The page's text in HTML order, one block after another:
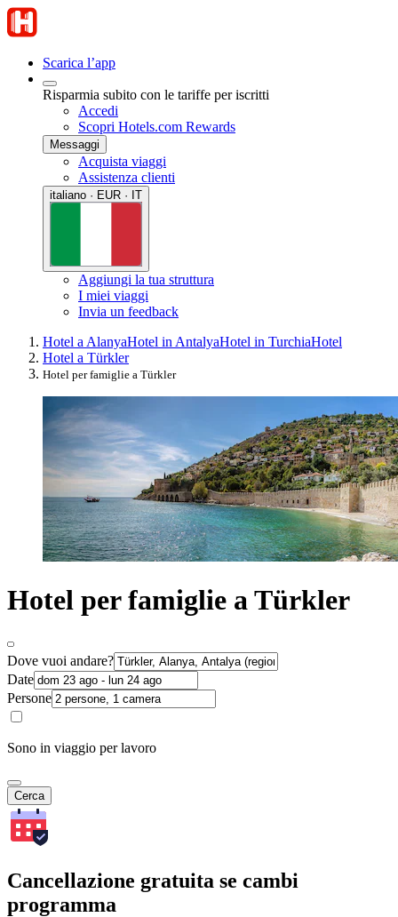
Scarica l’app
Risparmia subito con le tariffe per iscritti
Accedi
Scopri Hotels.com Rewards
Messaggi
Acquista viaggi
Assistenza clienti
italiano · EUR · IT
Aggiungi la tua struttura
I miei viaggi
Invia un feedback
Hotel a AlanyaHotel in AntalyaHotel in TurchiaHotel
Hotel a Türkler
Hotel per famiglie a Türkler
Hotel per famiglie a Türkler
Dove vuoi andare?
Date
Persone
Sono in viaggio per lavoro
Cerca
Cancellazione gratuita se cambi
programma